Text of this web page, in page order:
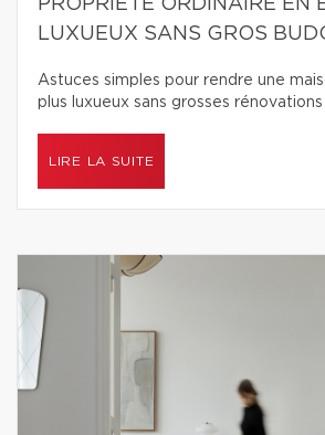
PROPRIÉTÉ ORDINAIRE EN
LUXUEUX SANS GROS
Astuces simples pour rendre une
plus luxueux sans grosses
LIRE LA SUITE